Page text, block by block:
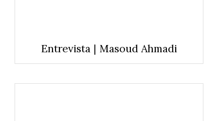
Entrevista | Masoud Ahmadi